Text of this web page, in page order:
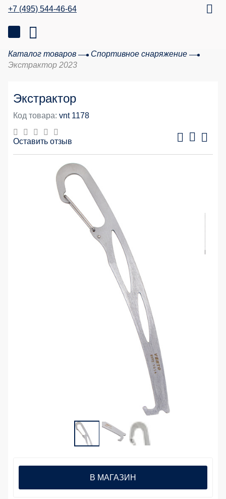
+7 (495) 544-46-64
Каталог товаров
Спортивное снаряжение
Экстрактор 2023
Экстрактор
Код товара: vnt 1178
Оставить отзыв
В МАГАЗИН